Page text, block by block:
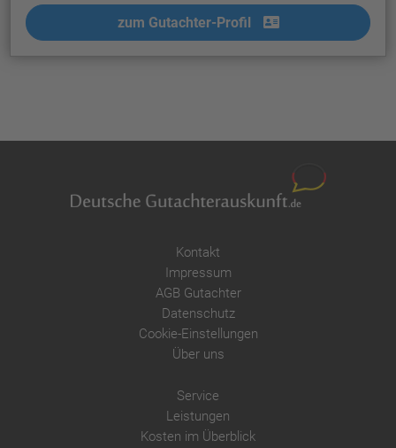
zum Gutachter-Profil
Kontakt
Impressum
AGB Gutachter
Datenschutz
Cookie-Einstellungen
Über uns
Service
Leistungen
Kosten im Überblick